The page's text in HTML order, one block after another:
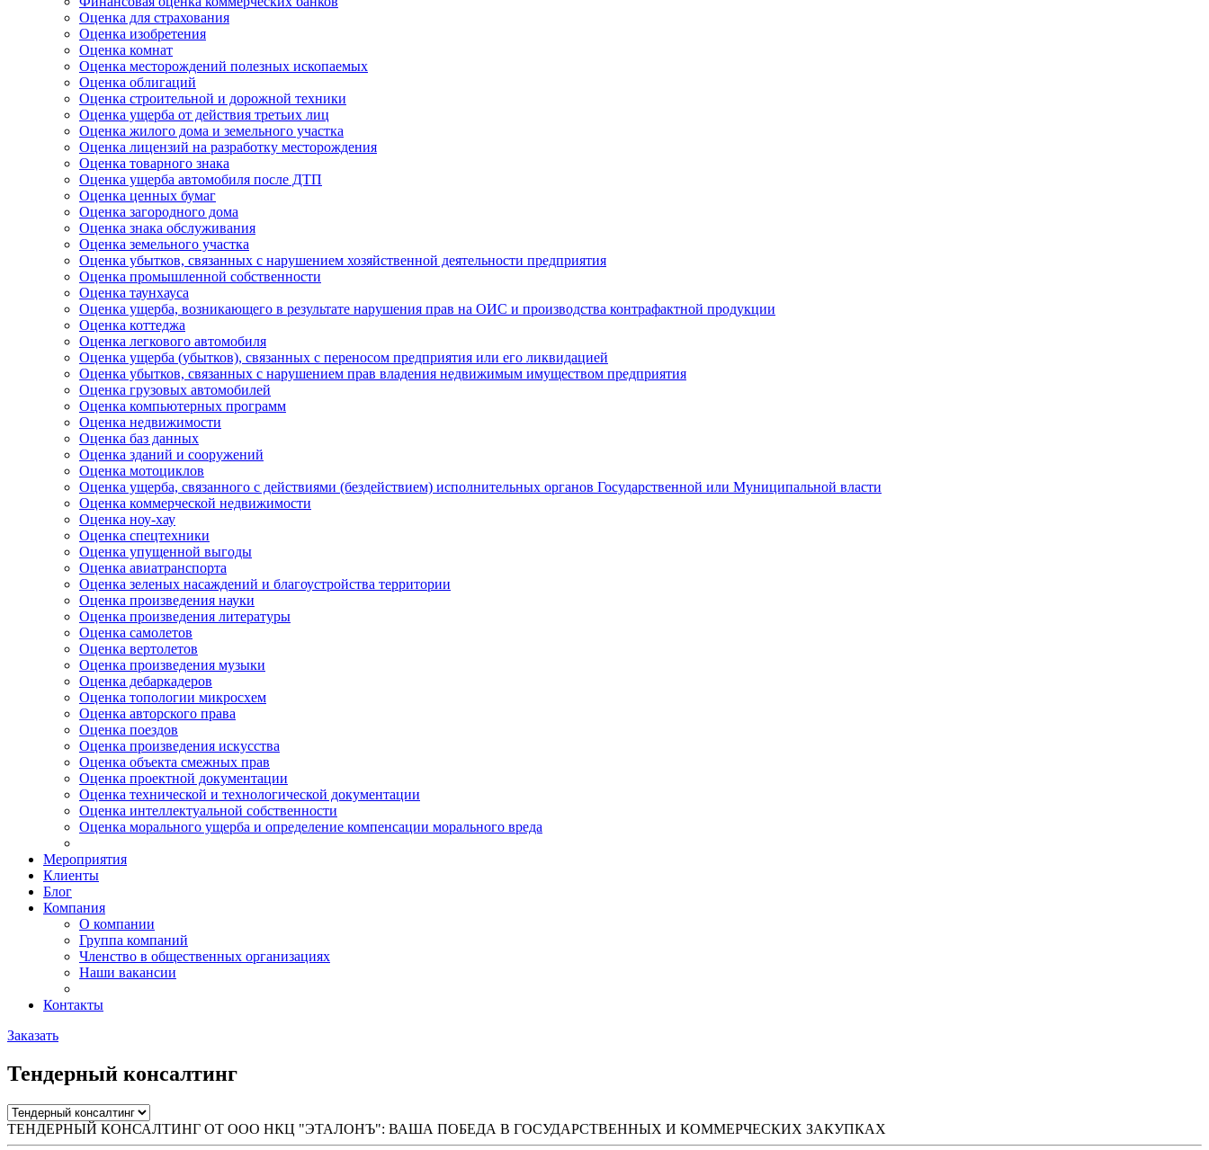
Оценка для страхования
Оценка изобретения
Оценка комнат
Оценка месторождений полезных ископаемых
Оценка облигаций
Оценка строительной и дорожной техники
Оценка ущерба от действия третьих лиц
Оценка жилого дома и земельного участка
Оценка лицензий на разработку месторождения
Оценка товарного знака
Оценка ущерба автомобиля после ДТП
Оценка ценных бумаг
Оценка загородного дома
Оценка знака обслуживания
Оценка земельного участка
Оценка убытков, связанных с нарушением хозяйственной деятельности предприятия
Оценка промышленной собственности
Оценка таунхауса
Оценка ущерба, возникающего в результате нарушения прав на ОИС и производства контрафактной продукции
Оценка коттеджа
Оценка легкового автомобиля
Оценка ущерба (убытков), связанных с переносом предприятия или его ликвидацией
Оценка убытков, связанных с нарушением прав владения недвижимым имуществом предприятия
Оценка грузовых автомобилей
Оценка компьютерных программ
Оценка недвижимости
Оценка баз данных
Оценка зданий и сооружений
Оценка мотоциклов
Оценка ущерба, связанного с действиями (бездействием) исполнительных органов Государственной или Муниципальной власти
Оценка коммерческой недвижимости
Оценка ноу-хау
Оценка спецтехники
Оценка упущенной выгоды
Оценка авиатранспорта
Оценка зеленых насаждений и благоустройства территории
Оценка произведения науки
Оценка произведения литературы
Оценка самолетов
Оценка вертолетов
Оценка произведения музыки
Оценка дебаркадеров
Оценка топологии микросхем
Оценка авторского права
Оценка поездов
Оценка произведения искусства
Оценка объекта смежных прав
Оценка проектной документации
Оценка технической и технологической документации
Оценка интеллектуальной собственности
Оценка морального ущерба и определение компенсации морального вреда
Мероприятия
Клиенты
Блог
Компания
О компании
Группа компаний
Членство в общественных организациях
Наши вакансии
Контакты
Заказать
Тендерный консалтинг
ТЕНДЕРНЫЙ КОНСАЛТИНГ ОТ ООО НКЦ "ЭТАЛОНЪ": ВАША ПОБЕДА В ГОСУДАРСТВЕННЫХ И КОММЕРЧЕСКИХ ЗАКУПКАХ